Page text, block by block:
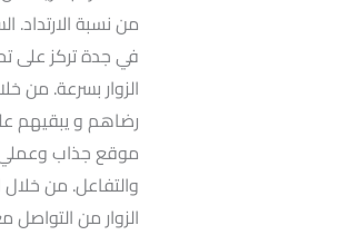
من نسبة
في جدة تركز على
الزوار بسرعة. من
رضاهم و يبقيهم
موقع جذاب
والتفاعل. من خلال
الزوار من